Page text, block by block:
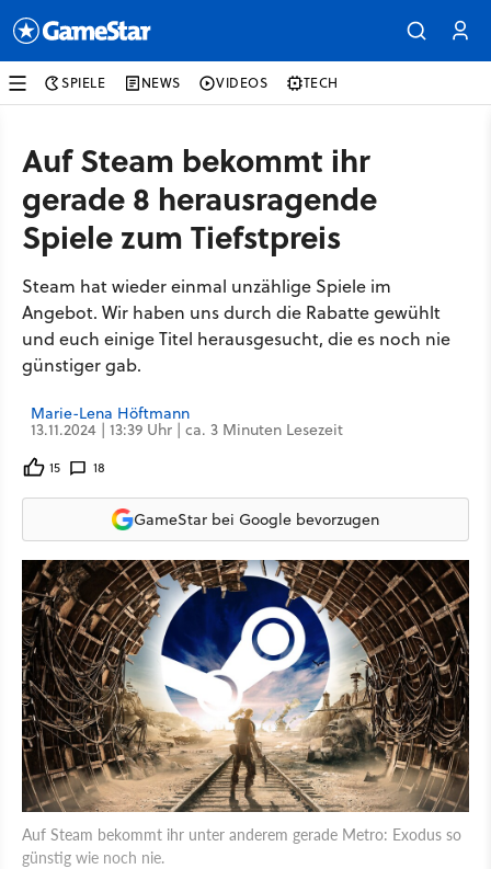
SPIELE NEWS VIDEOS TECH
Auf Steam bekommt ihr
gerade 8 herausragende
Spiele zum Tiefstpreis
Steam hat wieder einmal unzählige Spiele im
Angebot. Wir haben uns durch die Rabatte gewühlt
und euch einige Titel herausgesucht, die es noch nie
günstiger gab.
Marie-Lena Höftmann
13.11.2024 | 13:39 Uhr | ca. 3 Minuten Lesezeit
15 18
GameStar bei Google bevorzugen
Auf Steam bekommt ihr unter anderem gerade Metro: Exodus so
günstig wie noch nie.